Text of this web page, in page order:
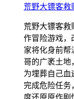
荒野大镖客救
荒野大镖客救
作冒险游戏，
家将化身前帮
哥的广袤土地
为埋葬自己血
完成危险任务
度还原原作剧